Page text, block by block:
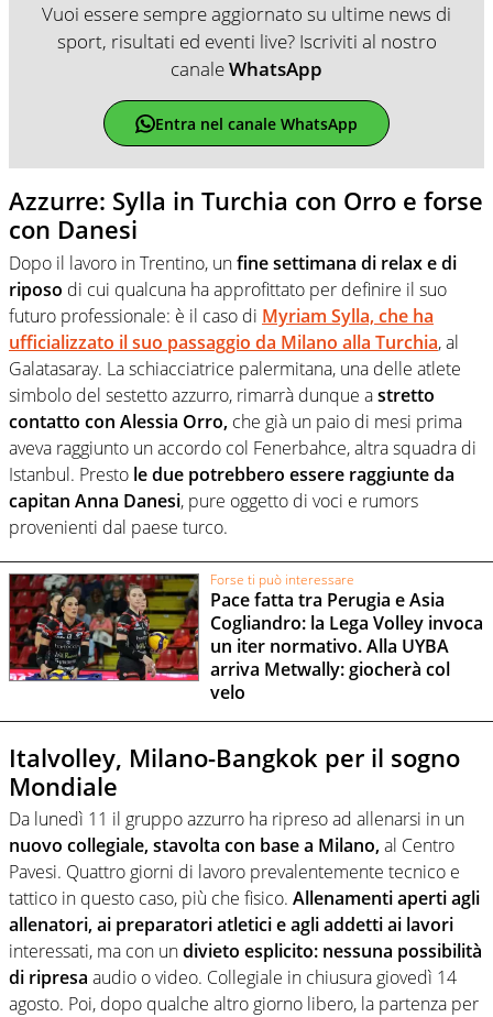
Vuoi essere sempre aggiornato su ultime news di
sport, risultati ed eventi live? Iscriviti al nostro
canaleWhatsApp
Entra nel canale WhatsApp
Azzurre: Sylla in Turchia con Orro e forse
con Danesi
Dopo il lavoro in Trentino, unfine settimana di relax e di
riposo di cui qualcuna ha approfittato per definire il suo
futuro professionale: è il caso di Myriam Sylla, che ha
ufficializzato il suo passaggio da Milano alla Turchia, al
Galatasaray. La schiacciatrice palermitana, una delle atlete
simbolo del sestetto azzurro, rimarrà dunque astretto
contatto con Alessia Orro, che già un paio di mesi prima
aveva raggiunto un accordo col Fenerbahce, altra squadra di
Istanbul. Presto le due potrebbero essere raggiunte da
capitan Anna Danesi, pure oggetto di voci e rumors
provenienti dal paese turco.
Forse ti può interessare
Pace fatta tra Perugia e Asia
Cogliandro: la Lega Volley invoca
un iter normativo. Alla UYBA
arriva Metwally: giocherà col
velo
Italvolley, Milano-Bangkok per il sogno
Mondiale
Da lunedì 11 il gruppo azzurro ha ripreso ad allenarsi in un
nuovo collegiale, stavolta con base a Milano,al Centro
Pavesi. Quattro giorni di lavoro prevalentemente tecnico e
tattico in questo caso, più che fisico. Allenamenti aperti agli
allenatori, ai preparatori atletici e agli addetti ai lavori
interessati, ma con undivieto esplicito: nessuna possibilità
di ripresa audio o video. Collegiale in chiusura giovedì 14
agosto. Poi, dopo qualche altro giorno libero, la partenza per